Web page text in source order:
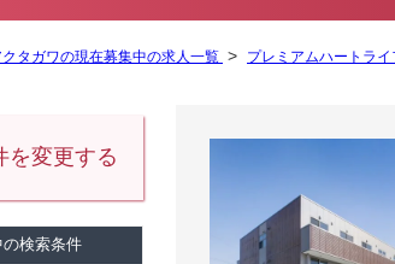
クタガワの現在募集中の求人一覧 プレミアムハートラ
を変更する
の検索条件